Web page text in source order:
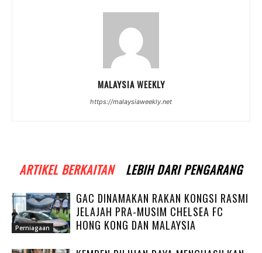
MALAYSIA WEEKLY
https://malaysiaweekly.net
ARTIKEL BERKAITAN LEBIH DARI PENGARANG
Perniagaan
GAC DINAMAKAN RAKAN KONGSI RASMI
JELAJAH PRA-MUSIM CHELSEA FC
HONG KONG DAN MALAYSIA